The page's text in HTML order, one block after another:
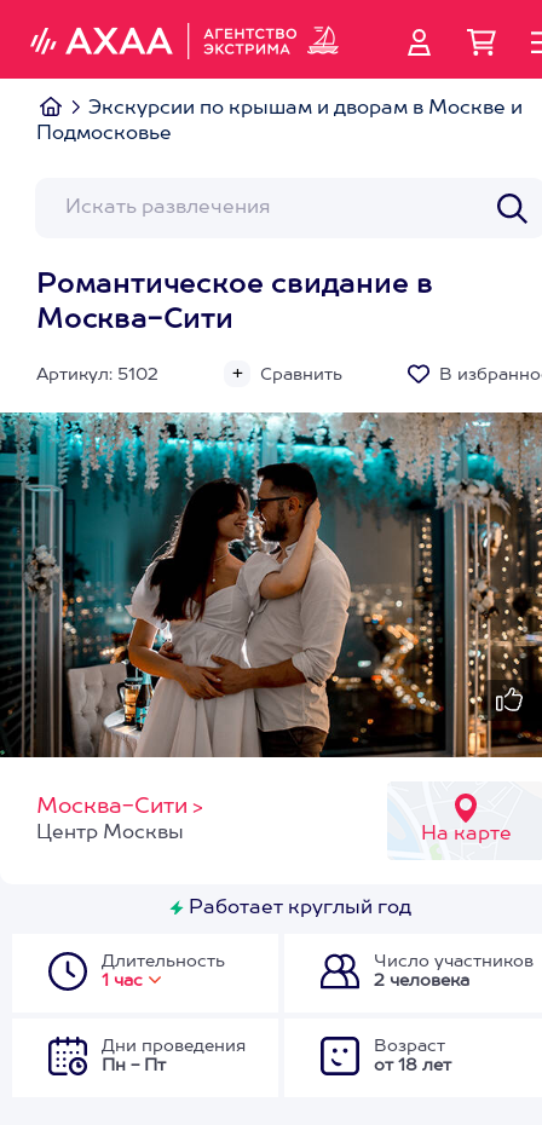
Экскурсии по крышам и дворам в Москве и
Подмосковье
Романтическое свидание в
Москва-Сити
Артикул: 5102 Сравнить В
Москва-Сити >
На карте
Центр Москвы
Работает круглый год
Длительность
1 час
Число участников
2 человека
Дни проведения
Пн - Пт
Возраст
от 18 лет